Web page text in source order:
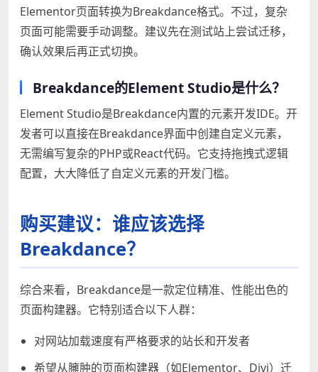
Elementor页面转换为Breakdance格式。不过，复杂
页面可能需要手动调整。建议先在测试站上尝试迁移，
确认效果后再正式切换。
Breakdance的Element Studio是什么？
Element Studio是Breakdance内置的元素开发IDE。开
发者可以直接在Breakdance界面中创建自定义元素，
无需编写复杂的PHP或React代码。它支持拖拽式逻辑
配置，大大降低了自定义元素的开发门槛。
购买建议：谁应该选择
Breakdance？
综合来看，Breakdance是一款定位精准、性能出色的
页面构建器。它特别适合以下人群：
对网站加载速度有严格要求的站长和开发者
希望从臃肿的页面构建器（如Elementor、Divi）迁